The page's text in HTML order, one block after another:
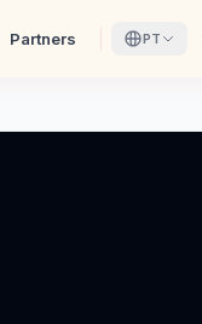
Partners PT